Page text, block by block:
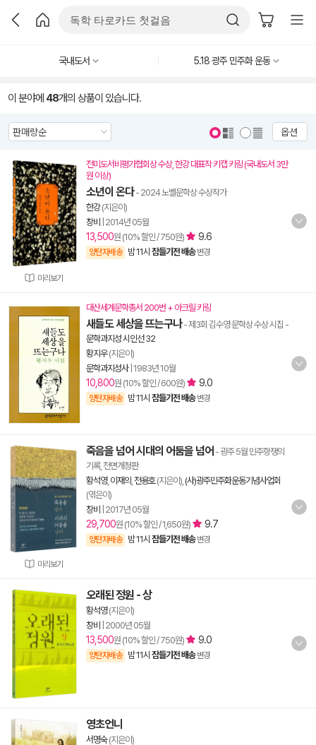
국내도서 5.18 광주 민주화 운동
이 분야에 48개의 상품이 있습니다.
옵션
미리보기
전미도서비평가협회상 수상, 한강 대표작 키캡 키링 (국내도서 3만
원 이상)
소년이 온다- 2024 노벨문학상 수상작가
한강(지은이)
창비
2014년 05월
13,500원 (10% 할인 / 750원) 9.6
양탄자배송 밤 11시 잠들기전 배송 변경
대산세계문학총서 200번 + 아크릴 키링
새들도 세상을 뜨는구나- 제3회 김수영 문학상 수상 시집 -
문학과지성 시인선 32
황지우(지은이)
문학과지성사| 1983년 10월
10,800원 (10% 할인 / 600원) 9.0
양탄자배송 밤 11시 잠들기전 배송 변경
미리보기
죽음을 넘어 시대의 어둠을 넘어 - 광주 5월 민주항쟁의
기록, 전면개정판
황석영, 이재의 전용호(지은이), (사)광주민주화운동기념사업회
(엮은이)
창비
2017년 05월
29,700원 (10% 할인 / 1,650원) 9.7
양탄자배송 밤 11시 잠들기전 배송 변경
오래된 정원 - 상
황석영(지은이)
창비
2000년 05월
13,500원 (10% 할인 / 750원) 9.0
양탄자배송 밤 11시 잠들기전 배송 변경
영초언니
서명숙(지은이)